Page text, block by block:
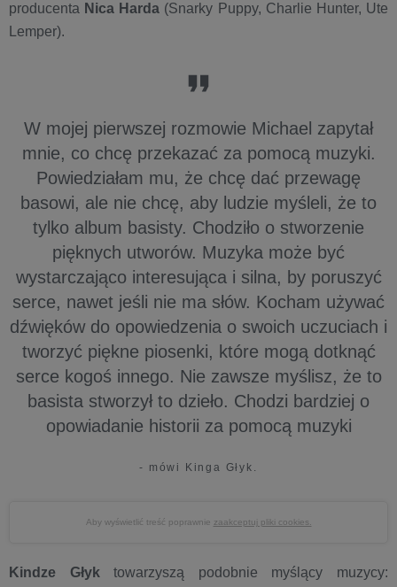
producenta Nica Harda (Snarky Puppy, Charlie Hunter, Ute
Lemper).
W mojej pierwszej rozmowie Michael zapytał
mnie, co chcę przekazać za pomocą muzyki.
Powiedziałam mu, że chcę dać przewagę
basowi, ale nie chcę, aby ludzie myśleli, że to
tylko album basisty. Chodziło o stworzenie
pięknych utworów. Muzyka może być
wystarczająco interesująca i silna, by poruszyć
serce, nawet jeśli nie ma słów. Kocham używać
dźwięków do opowiedzenia o swoich uczuciach i
tworzyć piękne piosenki, które mogą dotknąć
serce kogoś innego. Nie zawsze myślisz, że to
basista stworzył to dzieło. Chodzi bardziej o
opowiadanie historii za pomocą muzyki
- mówi Kinga Głyk.
Aby wyświetlić treść poprawnie zaakceptuj pliki cookies.
Kindze Głyk towarzyszą podobnie myślący muzycy: